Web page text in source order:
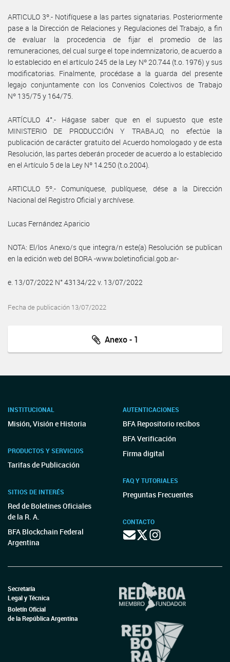
ARTICULO 3º.- Notifíquese a las partes signatarias. Posteriormente
pase a la Dirección de Relaciones y Regulaciones del Trabajo, a fin
de evaluar la procedencia de fijar el promedio de las
remuneraciones, del cual surge el tope indemnizatorio, de acuerdo a
lo establecido en el artículo 245 de la Ley Nº 20.744 (t.o. 1976) y sus
modificatorias. Finalmente, procédase a la guarda del presente
legajo conjuntamente con los Convenios Colectivos de Trabajo
Nº 135/75 y 164/75.
ARTÍCULO 4°.- Hágase saber que en el supuesto que este
MINISTERIO DE PRODUCCIÓN Y TRABAJO, no efectúe la
publicación de carácter gratuito del Acuerdo homologado y de esta
Resolución, las partes deberán proceder de acuerdo a lo establecido
en el Artículo 5 de la Ley Nº 14.250 (t.o.2004).
ARTICULO 5º.- Comuníquese, publíquese, dése a la Dirección
Nacional del Registro Oficial y archívese.
Lucas Fernández Aparicio
NOTA: El/los Anexo/s que integra/n este(a) Resolución se publican
en la edición web del BORA -www.boletinoficial.gob.ar-
e. 13/07/2022 N° 43134/22 v. 13/07/2022
Fecha de publicación 13/07/2022
Anexo - 1
INSTITUCIONAL
Misión, Visión e Historia
PRODUCTOS Y SERVICIOS
Tarifas de Publicación
SITIOS DE INTERÉS
Red de Boletines Oficiales
de la R. A.
BFA Blockchain Federal
Argentina
AUTENTICACIONES
BFA Repositorio recibos
BFA Verificación
Firma digital
FAQ Y TUTORIALES
Preguntas Frecuentes
CONTACTO
Secretaría
Legal y Técnica
Boletín Oficial
de la República Argentina